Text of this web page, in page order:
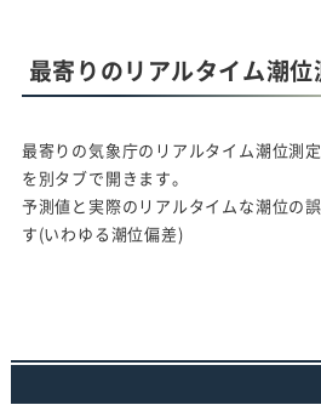
最寄りのリアルタイム潮位
最寄りの気象庁のリアルタイム潮位測
を別タブで開きます。
予測値と実際のリアルタイムな潮位の
す(いわゆる潮位偏差)